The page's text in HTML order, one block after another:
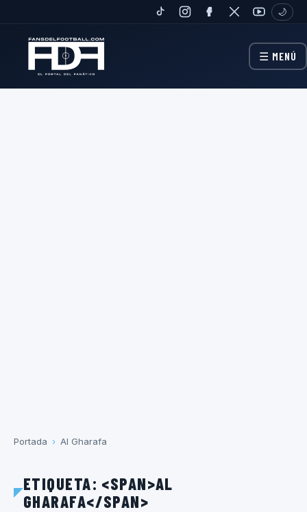
TIKTOKINSTAGRAMFANPAGETWITTERYOUTUBE
🌙
☰ MENÚ
Portada › Al Gharafa
ETIQUETA: <SPAN>AL
GHARAFA</SPAN>
FÚTBOL INTERNACIONAL